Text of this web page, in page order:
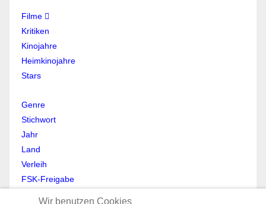
Filme
Kritiken
Kinojahre
Heimkinojahre
Stars
Genre
Stichwort
Jahr
Land
Verleih
FSK-Freigabe
Wir benutzen Cookies